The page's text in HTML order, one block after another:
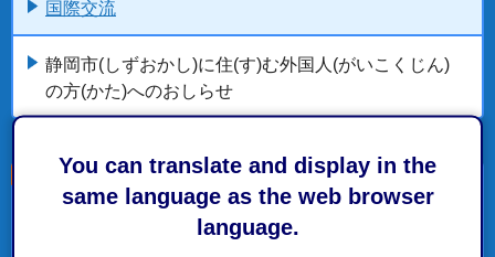
You can translate and display in the
same language as the web browser
language.
国際交流
静岡市(しずおかし)に住(す)む外国人(がいこくじん)
の方(かた)へのおしらせ
こちらの記事も読まれています。